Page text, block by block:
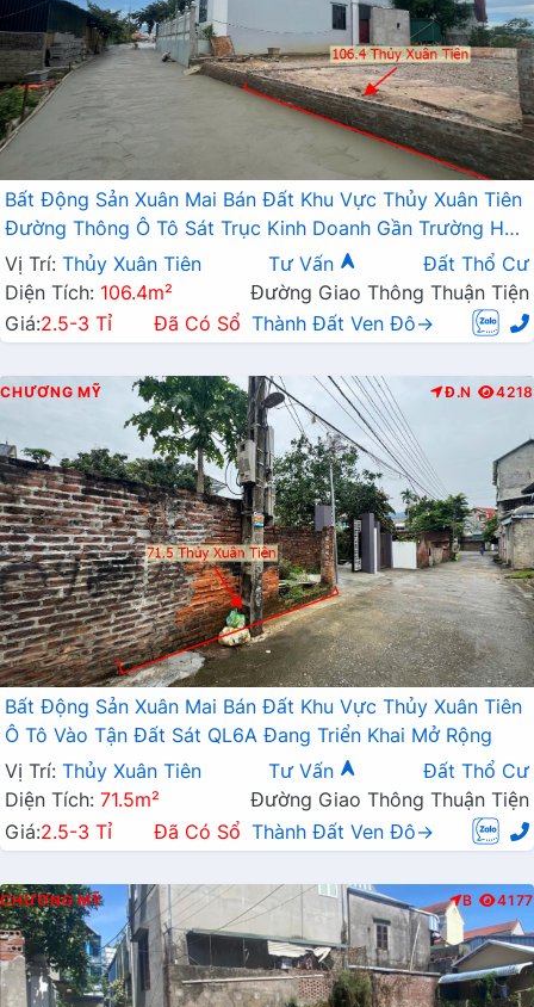
Bất Động Sản Xuân Mai Bán Đất Khu Vực Thủy Xuân Tiên
Đường Thông Ô Tô Sát Trục Kinh Doanh Gần Trường Học
Các Cấp
Vị Trí: Thủy Xuân Tiên Tư Vấn
Đất Thổ Cư
Diện Tích: 106.4m²
Đường Giao Thông Thuận Tiện
Giá:2.5-3 Tỉ Đã Có Sổ Thành Đất Ven Đô→
CHƯƠNG MỸ Đ.N 4218
Bất Động Sản Xuân Mai Bán Đất Khu Vực Thủy Xuân Tiên
Ô Tô Vào Tận Đất Sát QL6A Đang Triển Khai Mở Rộng
Vị Trí: Thủy Xuân Tiên Tư Vấn
Đất Thổ Cư
Diện Tích: 71.5m²
Đường Giao Thông Thuận Tiện
Giá:2.5-3 Tỉ Đã Có Sổ Thành Đất Ven Đô→
CHƯƠNG MỸ B 4177